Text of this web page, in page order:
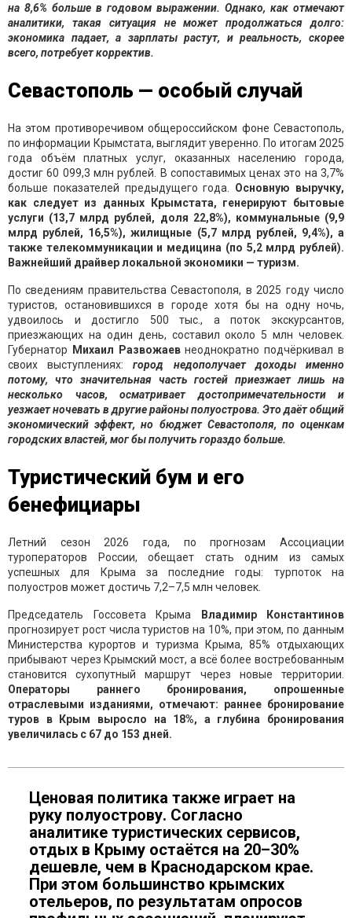
на 8,6% больше в годовом выражении. Однако, как отмечают
аналитики, такая ситуация не может продолжаться долго:
экономика падает, а зарплаты растут, и реальность, скорее
всего, потребует корректив.
Севастополь — особый случай
На этом противоречивом общероссийском фоне Севастополь,
по информации Крымстата, выглядит уверенно. По итогам 2025
года объём платных услуг, оказанных населению города,
достиг 60 099,3 млн рублей. В сопоставимых ценах это на 3,7%
больше показателей предыдущего года.
Основную выручку,
как следует из данных Крымстата, генерируют бытовые
услуги (13,7 млрд рублей, доля 22,8%), коммунальные (9,9
млрд рублей, 16,5%), жилищные (5,7 млрд рублей, 9,4%), а
также телекоммуникации и медицина (по 5,2 млрд рублей).
Важнейший драйвер локальной экономики — туризм.
По сведениям правительства Севастополя, в 2025 году число
туристов, остановившихся в городе хотя бы на одну ночь,
удвоилось и достигло 500 тыс., а поток экскурсантов,
приезжающих на один день, составил около 5 млн человек.
Губернатор
Михаил Развожаевнеоднократно подчёркивал в
своих выступлениях:город недополучает доходы именно
потому, что значительная часть гостей приезжает лишь на
несколько часов, осматривает достопримечательности и
уезжает ночевать в другие районы полуострова. Это даёт общий
экономический эффект, но бюджет Севастополя, по оценкам
городских властей, мог бы получить гораздо больше.
Туристический бум и его
бенефициары
Летний сезон 2026 года, по прогнозам Ассоциации
туроператоров России, обещает стать одним из самых
успешных для Крыма за последние годы: турпоток на
полуостров может достичь 7,2–7,5 млн человек.
Председатель Госсовета Крыма Владимир Константинов
прогнозирует рост числа туристов на 10%, при этом, по данным
Министерства курортов и туризма Крыма, 85% отдыхающих
прибывают через Крымский мост, а всё более востребованным
становится сухопутный маршрут через новые территории.
Операторы раннего бронирования, опрошенные
отраслевыми изданиями, отмечают: раннее бронирование
туров в Крым выросло на 18%, а глубина бронирования
увеличилась с 67 до 153 дней.
Ценовая политика также играет на
руку полуострову. Согласно
аналитике туристических сервисов,
отдых в Крыму остаётся на 20–30%
дешевле, чем в Краснодарском крае.
При этом большинство крымских
отельеров, по результатам опросов